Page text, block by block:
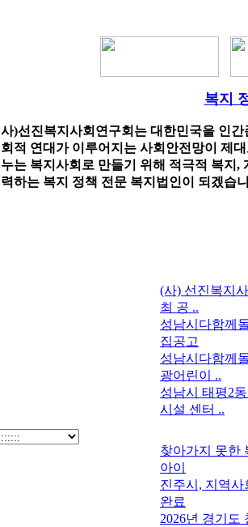
복지
사)선진복지사회연구회는 대한민국을 인
회적 연대가 이루어지는 사회안전망이 제
누는 복지사회로 만들기 위해 적극적 복지,
력하는 복지 정책 전문 복지법인이 되겠습
(사) 선진복지
최 공 ..
성남시다함께
집공고
성남시다함께
광어린이 ..
성남시 태평2
시설 센터 ..
찾아가지 못한
아이
진주시, 지역
완료
2026년 경기도